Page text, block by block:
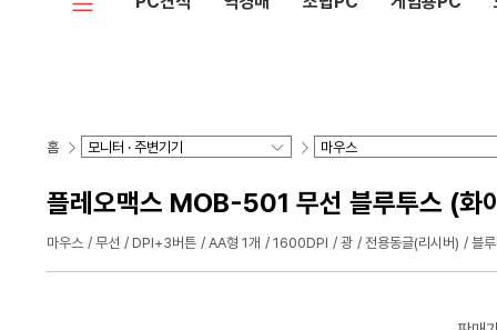
홈
플레오맥스 MOB-501 무선 블루투스 (화
마우스 무선 DPI+3버튼 AA형 1개 1600DPI 광 전용동글(리시버) 블